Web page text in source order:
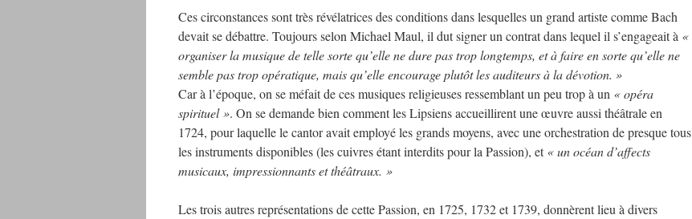
Ces circonstances sont très révélatrices des conditions dans lesquelles un grand artiste comme Bach
devait se débattre. Toujours selon Michael Maul, il dut signer un contrat dans lequel il s’engageait à «
organiser la musique de telle sorte qu’elle ne dure pas trop longtemps, et à faire en sorte qu’elle ne
semble pas trop opératique, mais qu’elle encourage plutôt les auditeurs à la dévotion. »
Car à l’époque, on se méfait de ces musiques religieuses ressemblant un peu trop à un « opéra
spirituel ». On se demande bien comment les Lipsiens accueillirent une œuvre aussi théâtrale en
1724, pour laquelle le cantor avait employé les grands moyens, avec une orchestration de presque tous
les instruments disponibles (les cuivres étant interdits pour la Passion), et« un océan d’affects
musicaux, impressionnants et théâtraux. »
Les trois autres représentations de cette Passion, en 1725, 1732 et 1739, donnèrent lieu à divers